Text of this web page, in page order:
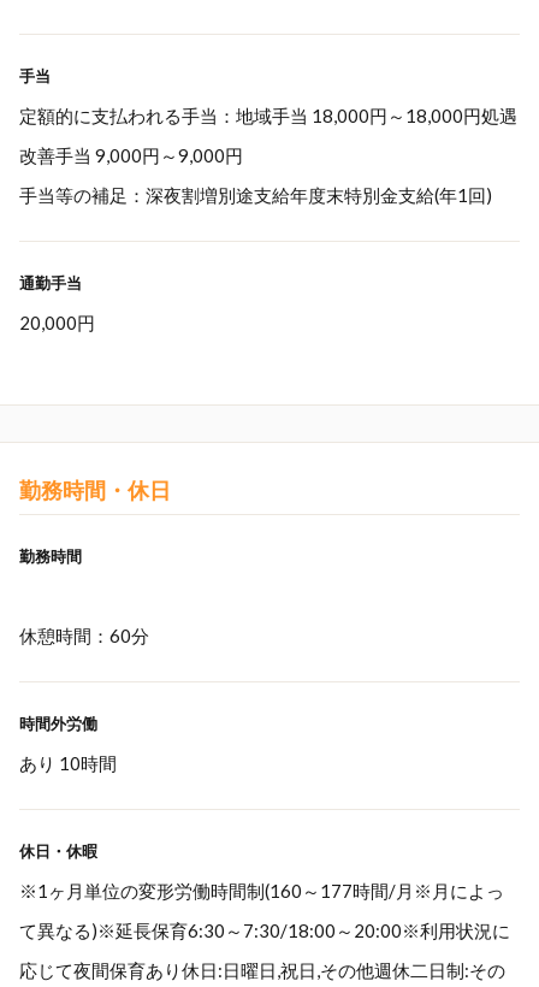
手当
定額的に支払われる手当：地域手当 18,000円～18,000円処遇
改善手当 9,000円～9,000円
手当等の補足：深夜割増別途支給年度末特別金支給(年1回)
通勤手当
20,000円
勤務時間・休日
勤務時間
休憩時間：60分
時間外労働
あり 10時間
休日・休暇
※1ヶ月単位の変形労働時間制(160～177時間/月※月によっ
て異なる)※延長保育6:30～7:30/18:00～20:00※利用状況に
応じて夜間保育あり休日:日曜日,祝日,その他週休二日制:その